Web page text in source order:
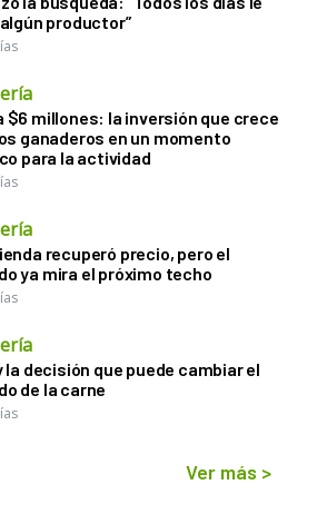
productor”
$6 millones: la inversión que crece
ganaderos en un momento
para la actividad
recuperó precio, pero el
ya mira el próximo techo
la decisión que puede cambiar el
de la carne
Ver más >